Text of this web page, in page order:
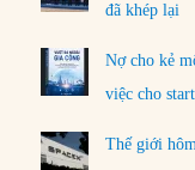
đã khép lại
Nợ cho kẻ
việc cho
Thế giới